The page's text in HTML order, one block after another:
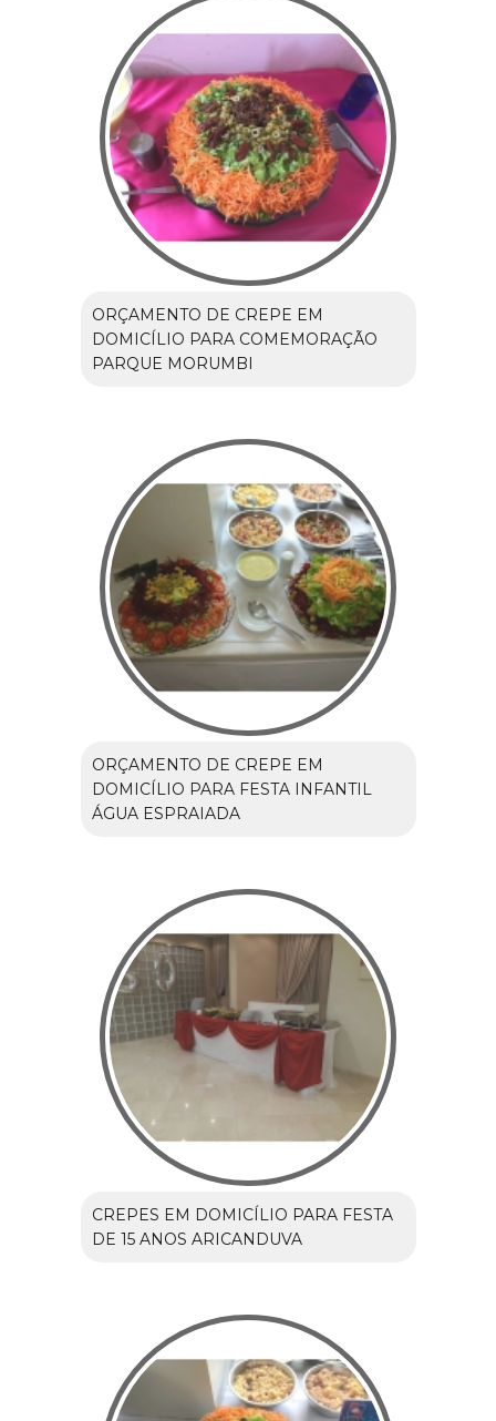
ORÇAMENTO DE CREPE EM
DOMICÍLIO PARA COMEMORAÇÃO
PARQUE MORUMBI
ORÇAMENTO DE CREPE EM
DOMICÍLIO PARA FESTA INFANTIL
ÁGUA ESPRAIADA
CREPES EM DOMICÍLIO PARA FESTA
DE 15 ANOS ARICANDUVA